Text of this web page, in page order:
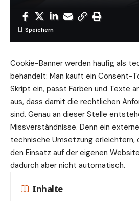
Cookie-Banner werden häufig als
behandelt: Man kauft ein Consent-
Skript ein, passt Farben und Texte
aus, dass damit die rechtlichen
sind. Genau an dieser Stelle
Missverständnisse. Denn ein
technische Umsetzung erleichtern,
den Einsatz auf der eigenen
dadurch aber nicht automatisch.
Inhalte